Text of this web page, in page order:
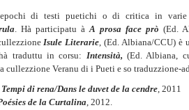
di testi puetichi o di critica in
. Hà participatu àA prosa face prò (Ed.
Isule Literarie, (Ed. Albiana/CCU) è
traduttu in corsu: Intensità,(Ed. Albiana,
cullezzione Veranu di i Pueti e so traduzzione-
Tempi di rena/Dans le duvet de la cendre, 2011
de la Curtalina, 2012.